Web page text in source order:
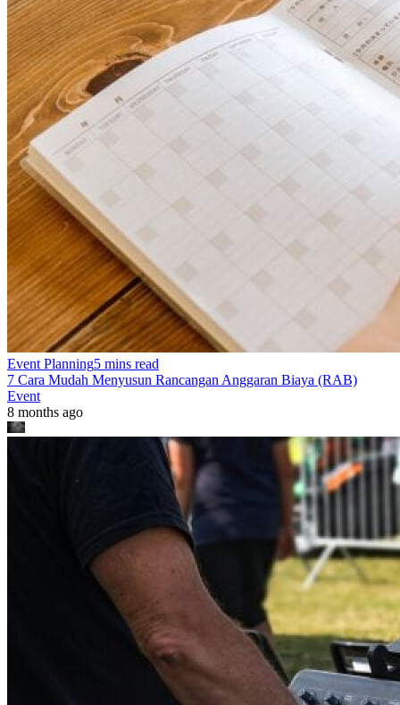
Event Planning5 mins read
7 Cara Mudah Menyusun Rancangan Anggaran Biaya (RAB)
Event
8 months ago